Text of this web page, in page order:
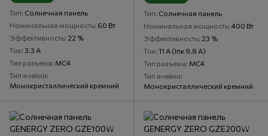
Тип Солнечная панель
Номинальная мощность 60 Вт
Эффективность 22 %
Ток 3.3 А
Тип разъема MC4
Тип ячейки
Монокристаллический кремний
Тип Солнечная панель
Номинальная мощность 400 Вт
Эффективность 23 %
Ток 11 А (Iпк 9.8 А)
Тип разъема MC4
Тип ячейки
Монокристаллический кремний